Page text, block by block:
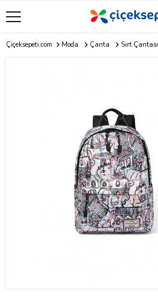
Çiçeksepeti.com Moda Çanta Sırt Çantası